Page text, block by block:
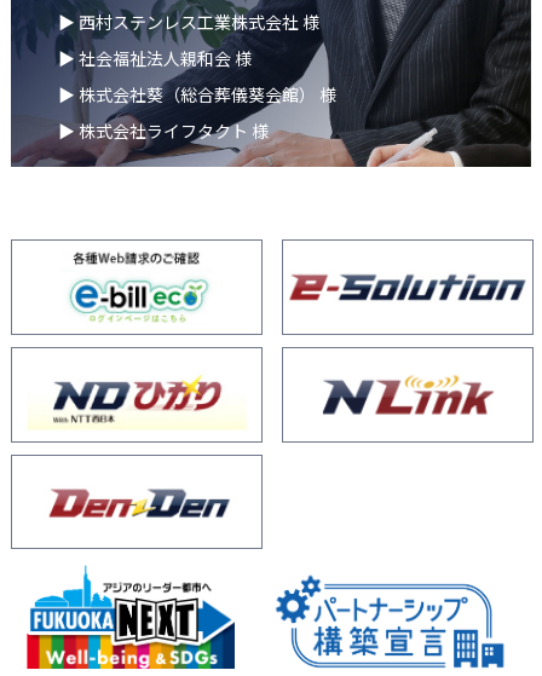
▶ 西村ステンレス工業株式会社 様
▶ 社会福祉法人親和会 様
▶ 株式会社葵（総合葬儀葵会館） 様
▶ 株式会社ライフタクト 様